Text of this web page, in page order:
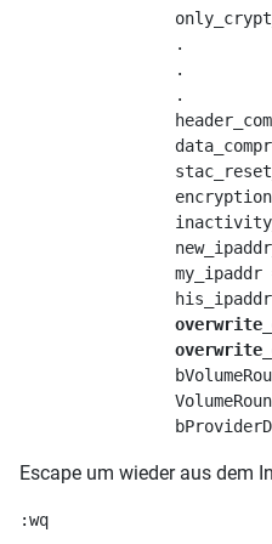
                .
                .
                .
my_ipaddr
Escape um wieder aus dem
:wq